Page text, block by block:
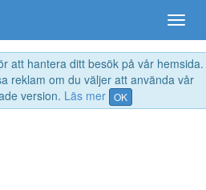
att hantera ditt besök på vår hemsida.
reklam om du väljer att använda vår
version. Läs mer OK